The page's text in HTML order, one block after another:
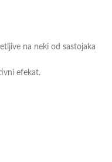
na neki od sastojaka
efekat.